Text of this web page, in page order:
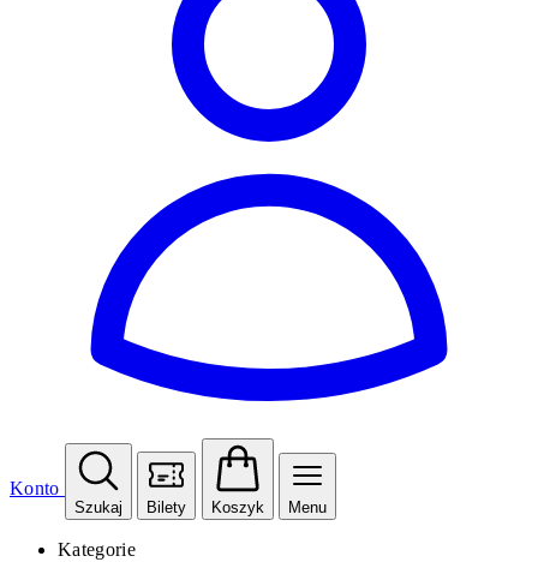
Konto
Szukaj Bilety Koszyk Menu
Kategorie